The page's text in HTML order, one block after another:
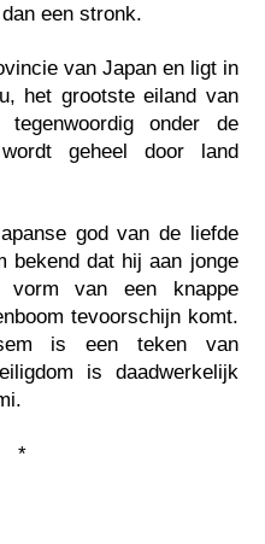
een stronk.
van Japan en ligt in
het grootste eiland van
onder de
geheel door land
god van de liefde
bekend dat hij aan jonge
van een knappe
tevoorschijn komt.
is een teken van
is daadwerkelijk
*